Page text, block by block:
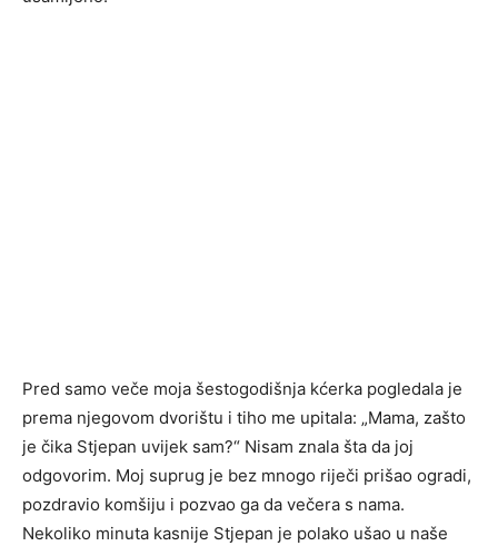
Pred samo veče moja šestogodišnja kćerka pogledala je
prema njegovom dvorištu i tiho me upitala: „Mama, zašto
je čika Stjepan uvijek sam?“ Nisam znala šta da joj
odgovorim. Moj suprug je bez mnogo riječi prišao ogradi,
pozdravio komšiju i pozvao ga da večera s nama.
Nekoliko minuta kasnije Stjepan je polako ušao u naše